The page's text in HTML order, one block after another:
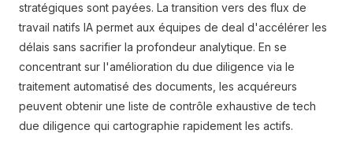
stratégiques sont payées. La transition vers des flux de
travail natifs IA permet aux équipes de deal d'accélérer les
délais sans sacrifier la profondeur analytique. En se
concentrant sur l'amélioration du due diligence via le
traitement automatisé des documents, les acquéreurs
peuvent obtenir une liste de contrôle exhaustive de tech
due diligence qui cartographie rapidement les actifs.